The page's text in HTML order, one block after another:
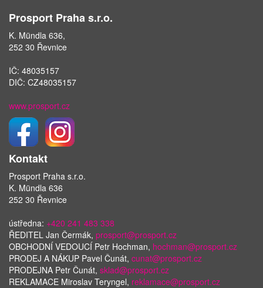
Prosport Praha s.r.o.
K. Mündla 636,
252 30 Řevnice
IČ: 48035157
DIČ: CZ48035157
www.prosport.cz
Kontakt
Prosport Praha s.r.o.
K. Mündla 636
252 30 Řevnice
ústředna: +420 241 483 338
ŘEDITEL Jan Čermák, prosport@prosport.cz
OBCHODNÍ VEDOUCÍ Petr Hochman, hochman@prosport.cz
PRODEJ A NÁKUP Pavel Čunát, cunat@prosport.cz
PRODEJNA Petr Čunát, sklad@prosport.cz
REKLAMACE Miroslav Teryngel, reklamace@prosport.cz